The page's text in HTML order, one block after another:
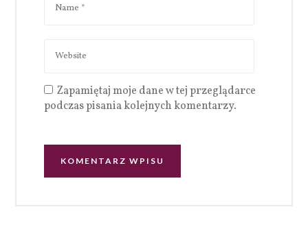
Zapamiętaj moje dane w tej przeglądarce
podczas pisania kolejnych komentarzy.